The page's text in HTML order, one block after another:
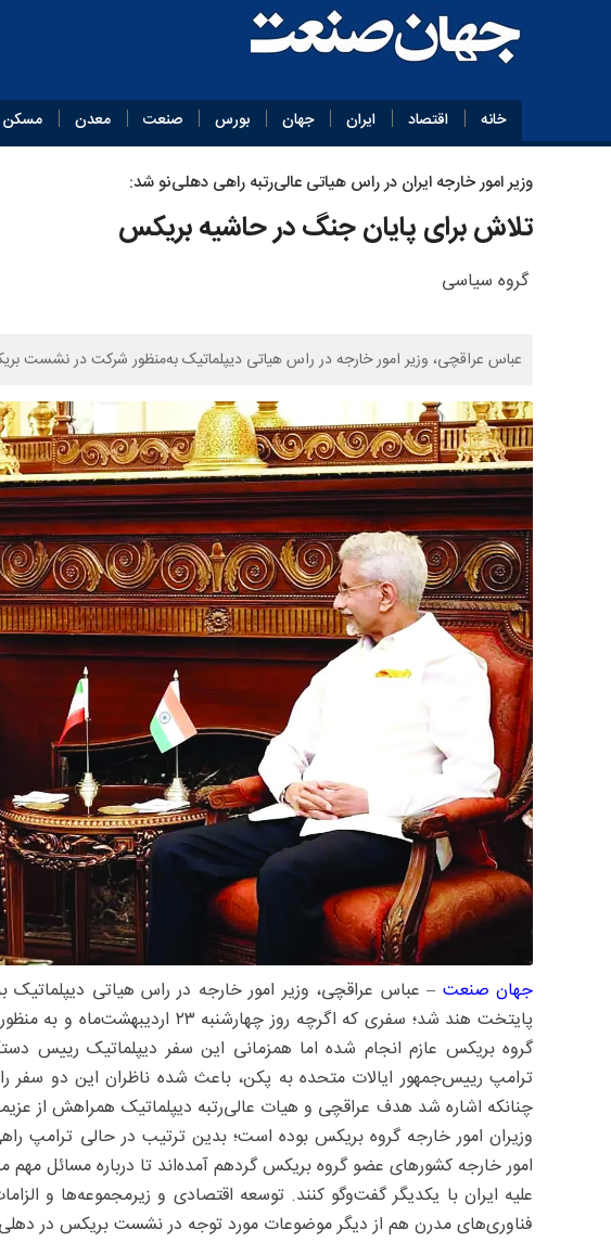
خانه اقتصاد ایران جهان بورس صنعت معدن مسکن
وزیر امور خارجه ایران در راس هیاتی عالی‌رتبه راهی دهلی‌نو شد:
تلاش برای پایان جنگ در حاشیه بریکس
گروه سیاسی
عباس عراقچی، وزیر امور خارجه در راس هیاتی دیپلماتیک به‌منظور شرکت در نشست
جهان‌ صنعت – عباس عراقچی، وزیر امور خارجه در راس هیاتی
پایتخت هند شد؛ سفری که اگرچه روز
گروه بریکس عازم انجام شده اما همزمانی این سفر دیپلماتیک رییس
ترامپ رییس‌جمهور ایالات متحده به پکن، باعث شده ناظران این دو سفر
چنانکه اشاره شد هدف عراقچی و هیات عالی‌رتبه دیپلماتیک همراهش از
وزیران امور خارجه گروه بریکس بوده است؛ بدین ترتیب در حالی ترامپ
امور خارجه کشورهای عضو گروه بریکس گردهم آمده‌اند تا درباره مسائل مهم
علیه ایران با یکدیگر گفت‌وگو کنند. توسعه اقتصادی و زیرمجموعه‌ها و
فناوری‌های مدرن هم از دیگر موضوعات مورد توجه در نشست بریکس در